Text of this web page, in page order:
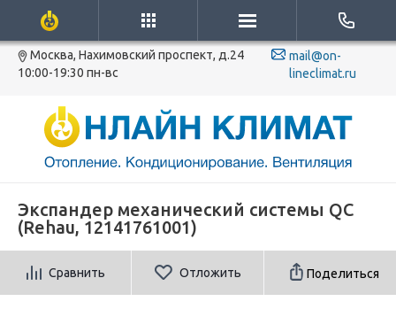
Москва, Нахимовский проспект, д.24
10:00-19:30 пн-вс
mail@on-
lineclimat.ru
Экспандер механический системы QC
(Rehau, 12141761001)
Сравнить Отложить Поделиться